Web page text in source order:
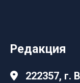
Редакция
222357, г.